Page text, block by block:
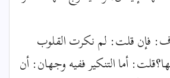
فإن قلت: لم نكرت القلوب
أما التنكير ففيه وجهان: أن